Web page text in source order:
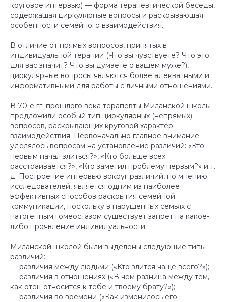
круговое интервью) — форма терапевтической беседы,
содержащая циркулярные вопросы и раскрывающая
особенности семейного взаимодействия.
В отличие от прямых вопросов, принятых в
индивидуальной терапии (Что вы чувствуете? Что это
для вас значит? Что вы думаете о вашем муже?),
циркулярные вопросы являются более адекватными и
информативными для работы с личными отношениями.
В 70-е гг. прошлого века терапевты Миланской школы
предложили особый тип циркулярных (непрямых)
вопросов, раскрывающих круговой характер
взаимодействия. Первоначально главное внимание
уделялось вопросам на установление различий: «Кто
первым начал злиться?», «Кто больше всех
расстраивается?», «Кто заметил проблему первым?» и т.
д. Построение интервью вокруг различий, по мнению
исследователей, является одним из наиболее
эффективных способов раскрытия семейной
коммуникации, поскольку в нарушенных семьях с
патогенным гомеостазом существует запрет на какое-
либо проявление индивидуальности.
Миланской школой были выделены следующие типы
различий:
— различия между людьми («Кто злится чаще всего?»);
— различия в отношениях («В чем разница между тем,
как отец относится к тебе и твоему брату?»);
— различия во времени («Как изменилось его